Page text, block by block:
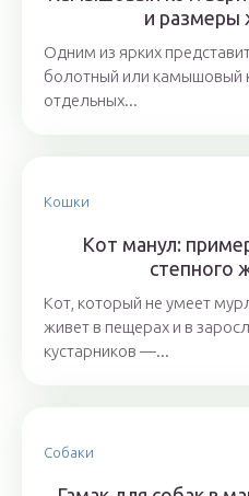
и размеры
Одним из ярких
болотный или камышовый
отдельных...
Кошки
Кот манул:
степного
Кот, который не умеет
живет в пещерах и в
кустарников —...
Собаки